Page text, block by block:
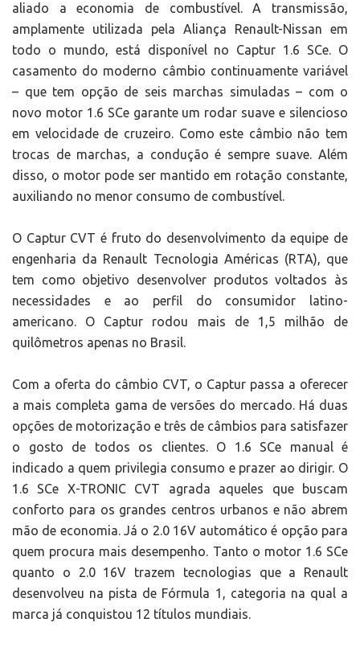
aliado a economia de combustível. A transmissão,
amplamente utilizada pela Aliança Renault-Nissan em
todo o mundo, está disponível no Captur 1.6 SCe. O
casamento do moderno câmbio continuamente variável
– que tem opção de seis marchas simuladas – com o
novo motor 1.6 SCe garante um rodar suave e silencioso
em velocidade de cruzeiro. Como este câmbio não tem
trocas de marchas, a condução é sempre suave. Além
disso, o motor pode ser mantido em rotação constante,
auxiliando no menor consumo de combustível.
O Captur CVT é fruto do desenvolvimento da equipe de
engenharia da Renault Tecnologia Américas (RTA), que
tem como objetivo desenvolver produtos voltados às
necessidades e ao perfil do consumidor latino-
americano. O Captur rodou mais de 1,5 milhão de
quilômetros apenas no Brasil.
Com a oferta do câmbio CVT, o Captur passa a oferecer
a mais completa gama de versões do mercado. Há duas
opções de motorização e três de câmbios para satisfazer
o gosto de todos os clientes. O 1.6 SCe manual é
indicado a quem privilegia consumo e prazer ao dirigir. O
1.6 SCe X-TRONIC CVT agrada aqueles que buscam
conforto para os grandes centros urbanos e não abrem
mão de economia. Já o 2.0 16V automático é opção para
quem procura mais desempenho. Tanto o motor 1.6 SCe
quanto o 2.0 16V trazem tecnologias que a Renault
desenvolveu na pista de Fórmula 1, categoria na qual a
marca já conquistou 12 títulos mundiais.